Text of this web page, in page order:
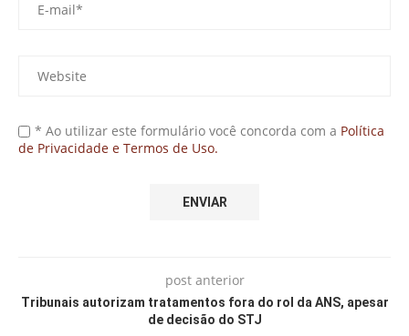
* Ao utilizar este formulário você concorda com a Política
de Privacidade e Termos de Uso.
post anterior
Tribunais autorizam tratamentos fora do rol da ANS, apesar
de decisão do STJ